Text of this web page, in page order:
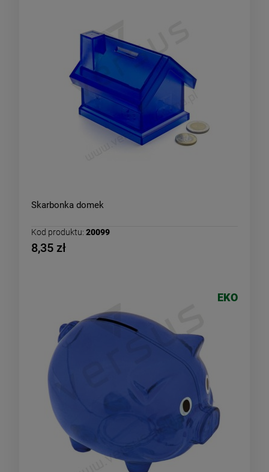
Skarbonka domek
Kod produktu: 20099
8,35 zł
EKO